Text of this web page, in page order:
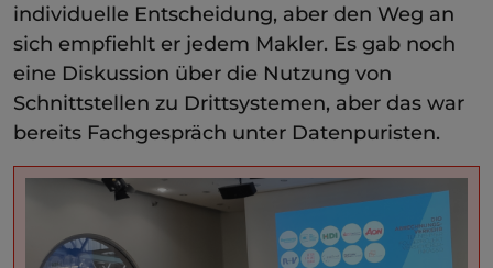
individuelle Entscheidung, aber den Weg an
sich empfiehlt er jedem Makler. Es gab noch
eine Diskussion über die Nutzung von
Schnittstellen zu Drittsystemen, aber das war
bereits Fachgespräch unter Datenpuristen.